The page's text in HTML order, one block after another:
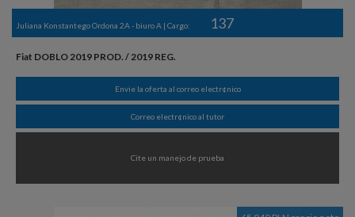
Juliana Konstantego Ordona 2A - biuro A | Cargo: 137
Fiat DOBLO 2019 PROD. / 2019 REG.
Envie la oferta al correo electr¢nico
Correo electr¢nico al tutor
Cite un manejo de prueba